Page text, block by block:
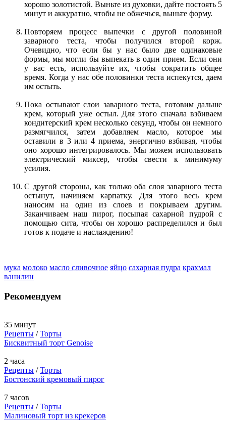
хорошо золотистой. Выньте из духовки, дайте постоять 5
минут и аккуратно, чтобы не обжечься, выньте форму.
Повторяем процесс выпечки с другой половиной
заварного теста, чтобы получился второй корж.
Очевидно, что если бы у нас было две одинаковые
формы, мы могли бы выпекать в один прием. Если они
у вас есть, используйте их, чтобы сократить общее
время. Когда у нас обе половинки теста испекутся, даем
им остыть.
Пока остывают слои заварного теста, готовим дальше
крем, который уже остыл. Для этого сначала взбиваем
кондитерский крем несколько секунд, чтобы он немного
размягчился, затем добавляем масло, которое мы
оставили в 3 или 4 приема, энергично взбивая, чтобы
оно хорошо интегрировалось. Мы можем использовать
электрический миксер, чтобы свести к минимуму
усилия.
С другой стороны, как только оба слоя заварного теста
остынут, начиняем карпатку. Для этого весь крем
наносим на один из слоев и покрываем другим.
Заканчиваем наш пирог, посыпая сахарной пудрой с
помощью сита, чтобы он хорошо распределился и был
готов к подаче и наслаждению!
мука молоко масло сливочное яйцо сахарная пудра крахмал
ванилин
Рекомендуем
35 минут
Рецепты /Торты
Бисквитный торт Genoise
2 часа
Рецепты /Торты
Бостонский кремовый пирог
7 часов
Рецепты /Торты
Малиновый торт из крекеров